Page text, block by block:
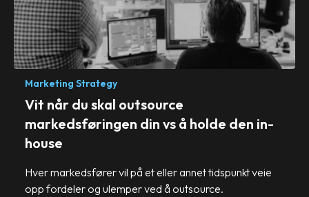
Marketing Strategy
Vit når du skal outsource
markedsføringen din vs å holde den in-
house
Hver markedsfører vil på et eller annet tidspunkt veie
opp fordeler og ulemper ved å outsource.